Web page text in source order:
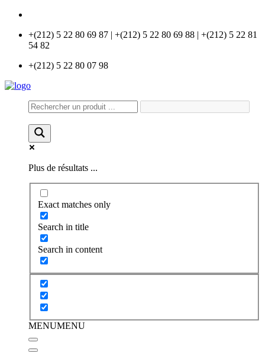
+(212) 5 22 80 69 87 | +(212) 5 22 80 69 88 | +(212) 5 22 81
54 82
+(212) 5 22 80 07 98
Plus de résultats ...
Exact matches only
Search in title
Search in content
MENUMENU